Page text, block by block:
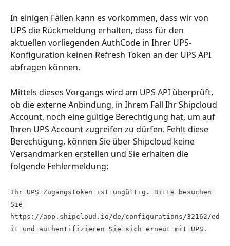
In einigen Fällen kann es vorkommen, dass wir von
UPS die Rückmeldung erhalten, dass für den
aktuellen vorliegenden AuthCode in Ihrer UPS-
Konfiguration keinen Refresh Token an der UPS API
abfragen können.
Mittels dieses Vorgangs wird am UPS API überprüft,
ob die externe Anbindung, in Ihrem Fall Ihr Shipcloud
Account, noch eine gültige Berechtigung hat, um auf
Ihren UPS Account zugreifen zu dürfen. Fehlt diese
Berechtigung, können Sie über Shipcloud keine
Versandmarken erstellen und Sie erhalten die
folgende Fehlermeldung:
Ihr UPS Zugangstoken ist ungültig. Bitte besuchen
Sie
https://app.shipcloud.io/de/configurations/32162/ed
it und authentifizieren Sie sich erneut mit UPS.